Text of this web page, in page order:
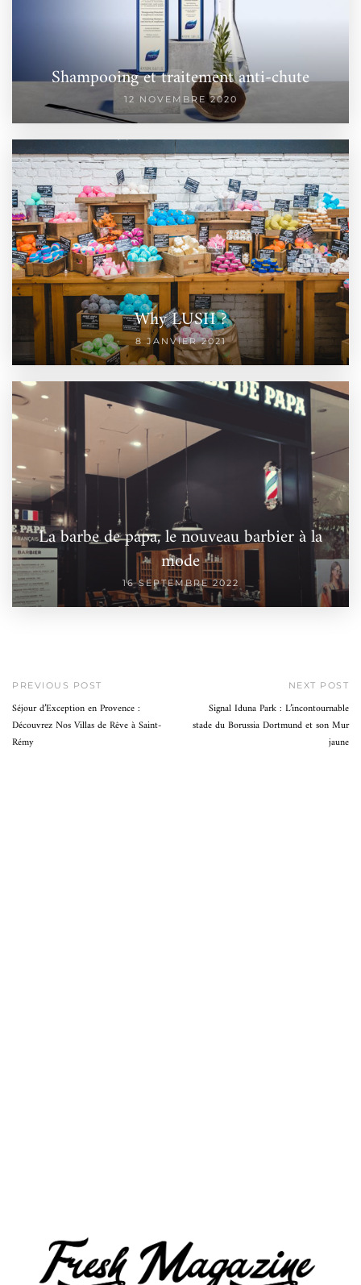
Shampooing et traitement anti-chute
12 NOVEMBRE 2020
Why LUSH ?
8 JANVIER 2021
La barbe de papa, le nouveau barbier à la
mode
16 SEPTEMBRE 2022
PREVIOUS POST
Séjour d’Exception en Provence :
Découvrez Nos Villas de Rêve à Saint-
Rémy
NEXT POST
Signal Iduna Park : L’incontournable
stade du Borussia Dortmund et son Mur
jaune